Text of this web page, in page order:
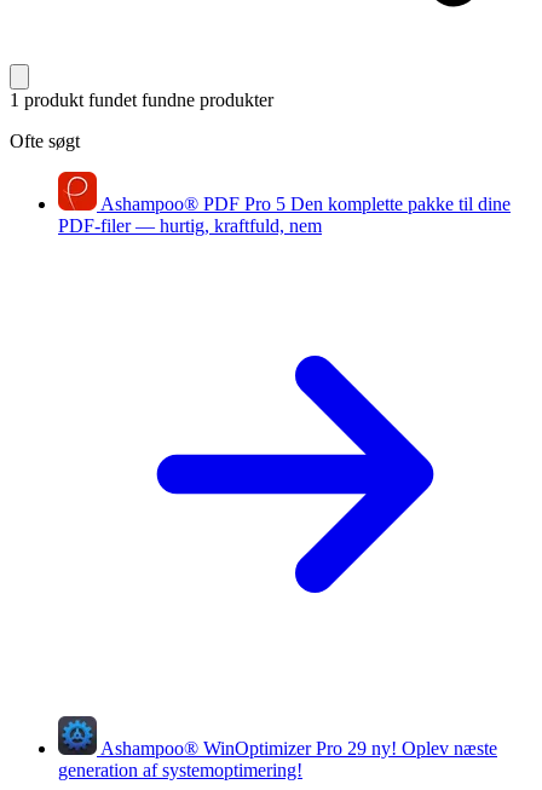
1 produkt fundet fundne produkter
Ofte søgt
Ashampoo® PDF Pro 5 Den komplette pakke til dine
PDF-filer — hurtig, kraftfuld, nem
Ashampoo® WinOptimizer Pro 29 ny! Oplev næste
generation af systemoptimering!